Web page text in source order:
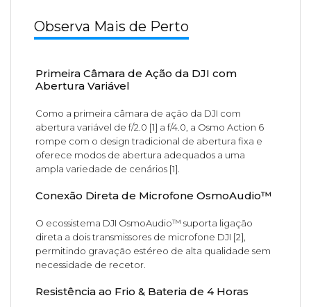
Observa Mais de Perto
Primeira Câmara de Ação da DJI com
Abertura Variável
Como a primeira câmara de ação da DJI com
abertura variável de f/2.0 [1] a f/4.0, a Osmo Action 6
rompe com o design tradicional de abertura fixa e
oferece modos de abertura adequados a uma
ampla variedade de cenários [1].
Conexão Direta de Microfone OsmoAudio™
O ecossistema DJI OsmoAudio™ suporta ligação
direta a dois transmissores de microfone DJI [2],
permitindo gravação estéreo de alta qualidade sem
necessidade de recetor.
Resistência ao Frio & Bateria de 4 Horas